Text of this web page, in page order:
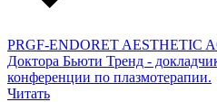
PRGF-ENDORET AESTHETIC
Доктора Бьюти Тренд -
конференции по плазмотерапии.
Читать